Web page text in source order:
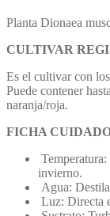
Planta Dionaea
CULTIVAR
Es el cultivar con
Puede contener
naranja/roja.
FICHA
invierno.
Agua:
Luz: Directa